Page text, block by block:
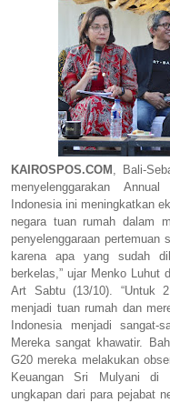
KAIROSPOS.COM , Bali-
menyelenggarakan
Indonesia ini meningkatkan
negara tuan rumah dalam
penyelenggaraan
karena apa yang sudah
berkelas,” ujar Menko Luhut
Art Sabtu (13/10). “Untuk
menjadi tuan rumah dan
Indonesia menjadi sangat-
Mereka sangat khawatir.
G20 mereka melakukan
Keuangan Sri Mulyani di
ungkapan dari para pejabat